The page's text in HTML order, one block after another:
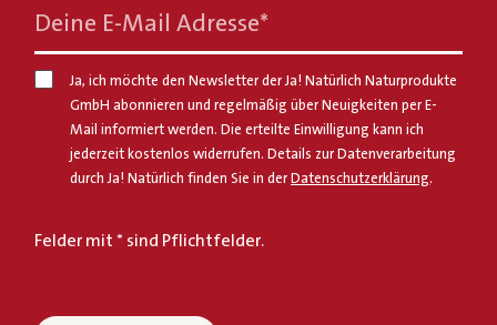
Deine E-Mail Adresse*
Ja, ich möchte den Newsletter der Ja! Natürlich Naturprodukte
GmbH abonnieren und regelmäßig über Neuigkeiten per E-
Mail informiert werden. Die erteilte Einwilligung kann ich
jederzeit kostenlos widerrufen. Details zur Datenverarbeitung
durch Ja! Natürlich finden Sie in der Datenschutzerklärung.
Felder mit * sind Pflichtfelder.